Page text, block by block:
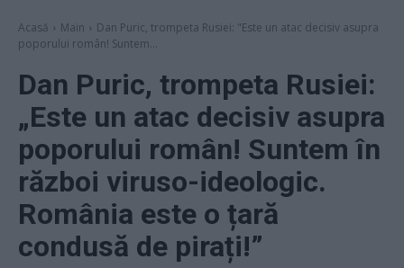
Acasă Main
Dan Puric, trompeta Rusiei: "Este un atac decisiv asupra
poporului român! Suntem...
Dan Puric, trompeta Rusiei:
„Este un atac decisiv asupra
poporului român! Suntem în
război viruso-ideologic.
România este o țară
condusă de pirați!”